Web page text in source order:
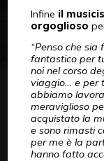
Infine il
orgoglioso
“Penso che
fantastico per
noi nel corso
viaggio… e per
abbiamo
meraviglioso
acquistato la
e sono rimasti
per me è la
hanno fatto